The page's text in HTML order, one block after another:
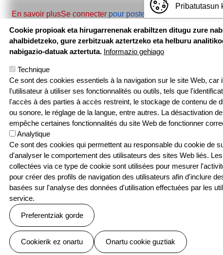
En savoir plussur LE CLIP DE L'IKASTOLA D'OSSES
Se connecter pour poster des commentaires
Hemen
Pouponniere
T: 05 59 52 49 24
Sarean
Pribatutasun
Cookie propioak eta hirugarrenenak erabiltzen ditugu zure
ahalbidetzeko, gure zerbitzuak aztertzeko eta helburu
nabigazio-datuak aztertuta. Informazio gehiago
Technique
Ce sont des cookies essentiels à la navigation sur le site Web, car
l'utilisateur à utiliser ses fonctionnalités ou outils, tels que
l'accès à des parties à accès restreint, le stockage de contenu de
ou sonore, le réglage de la langue, entre autres. La désactivation
empêche certaines fonctionnalités du site Web de fonctionner
Analytique
Ce sont des cookies qui permettent au responsable du cookie de
d'analyser le comportement des utilisateurs des sites Web liés.
collectées via ce type de cookie sont utilisées pour mesurer
pour créer des profils de navigation des utilisateurs afin d'inclure
basées sur l'analyse des données d'utilisation effectuées par les
service.
Preferentziak gorde
Cookierik ez onartu Onartu cookie guztiak
Baimenak ezeztatu